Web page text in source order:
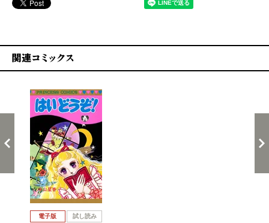
電子版 試し読み